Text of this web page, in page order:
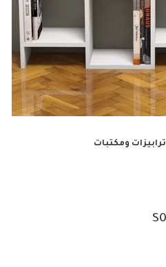
ترابيزات ومكتبات